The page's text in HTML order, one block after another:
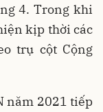
4. Trong khi
kịp thời các
trụ cột Cộng
năm 2021 tiếp